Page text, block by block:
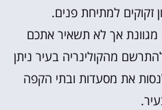
זקוקים למתיחת פנים.
מגוונת אך לא תשאיר אתכם
מהקולינריה בעיר ניתן
את מסעדות ובתי הקפה